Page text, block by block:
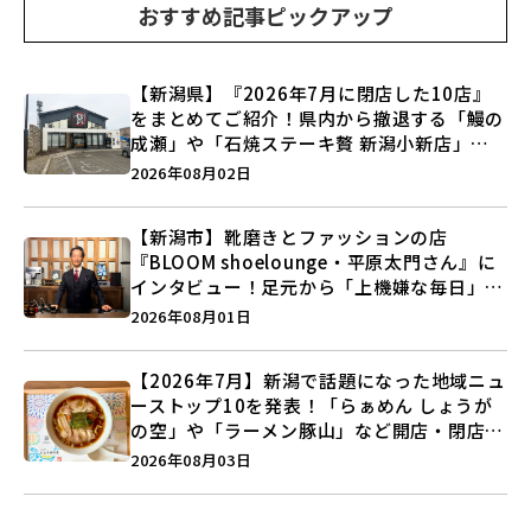
おすすめ記事ピックアップ
【新潟県】『2026年7月に閉店した10店』
をまとめてご紹介！県内から撤退する「鰻の
成瀬」や「石焼ステーキ贅 新潟小新店」が
営業に幕…。
2026年08月02日
【新潟市】靴磨きとファッションの店
『BLOOM shoelounge・平原太門さん』に
インタビュー！足元から「上機嫌な毎日」を
つくる装いの提案とは？
2026年08月01日
【2026年7月】新潟で話題になった地域ニュ
ーストップ10を発表！「らぁめん しょうが
の空」や「ラーメン豚山」など開店・閉店の
注目記事をランキングでご紹介♪
2026年08月03日